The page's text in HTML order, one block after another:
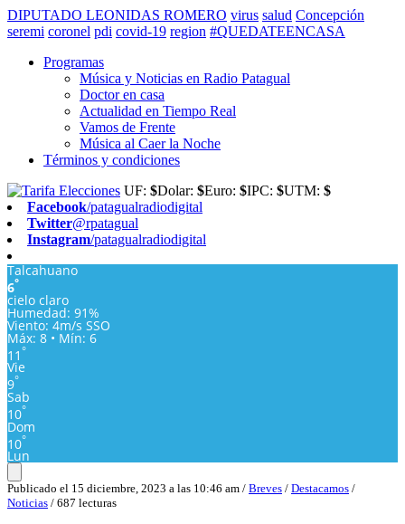
DIPUTADO LEONIDAS ROMERO virus salud Concepción
seremi coronel pdi covid-19 region #QUEDATEENCASA
Programas
Música y Noticias en Radio Patagual
Doctor en casa
Actualidad en Tiempo Real
Vamos de Frente
Música al Caer la Noche
Términos y condiciones
Tarifa Elecciones UF: $Dolar: $Euro: $IPC: $UTM: $
Facebook/patagualradiodigital
Twitter@rpatagual
Instagram/patagualradiodigital
Talcahuano
6°
cielo claro
Humedad: 91%
Viento: 4m/s SSO
Máx: 8 • Mín: 6
11 °
Vie
9°
Sab
10°
Dom
10°
Lun
Publicado el 15 diciembre, 2023 a las 10:46 am / Breves / Destacamos /
Noticias / 687 lecturas